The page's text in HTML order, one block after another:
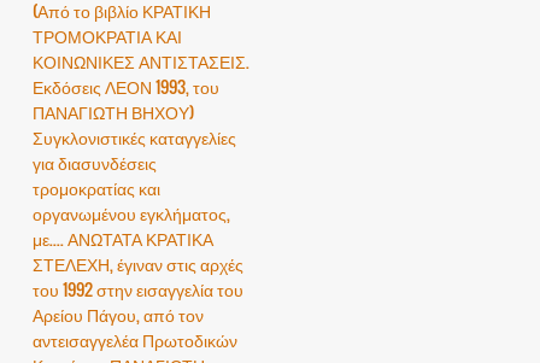
(Από το βιβλίο ΚΡΑΤΙΚΗ
ΤΡΟΜΟΚΡΑΤΙΑ ΚΑΙ
ΚΟΙΝΩΝΙΚΕΣ ΑΝΤΙΣΤΑΣΕΙΣ.
Εκδόσεις ΛΕΟΝ 1993, του
ΠΑΝΑΓΙΩΤΗ ΒΗΧΟΥ)
Συγκλονιστικές καταγγελίες
για διασυνδέσεις
τρομοκρατίας και
οργανωμένου εγκλήματος,
με.... ΑΝΩΤΑΤΑ ΚΡΑΤΙΚΑ
ΣΤΕΛΕΧΗ, έγιναν στις αρχές
του 1992 στην εισαγγελία του
Αρείου Πάγου, από τον
αντεισαγγελέα Πρωτοδικών